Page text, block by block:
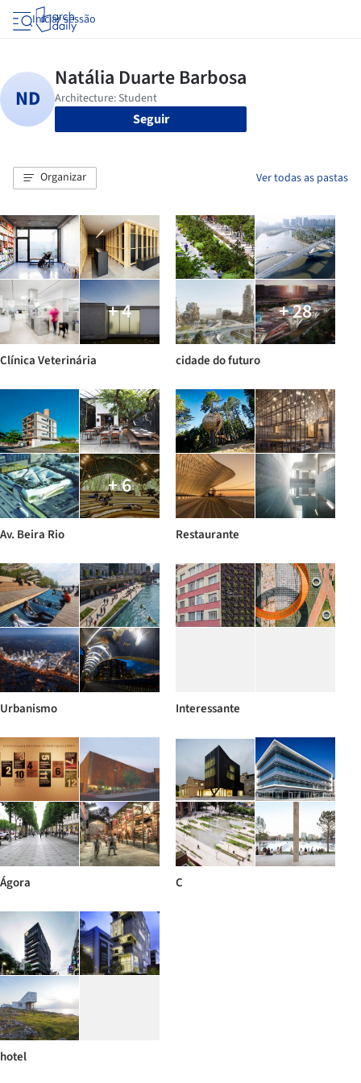
Iniciar sessão
Seguir
Organizar Ver todas as pastas
+ 4
Clínica Veterinária
+ 28
cidade do futuro
+ 6
Av. Beira Rio Restaurante
Urbanismo Interessante
Ágora C
hotel